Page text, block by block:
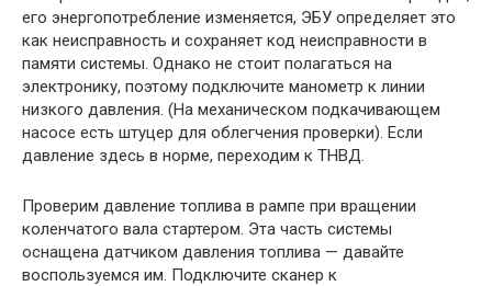
его энергопотребление изменяется, ЭБУ определяет это
как неисправность и сохраняет код неисправности в
памяти системы. Однако не стоит полагаться на
электронику, поэтому подключите манометр к линии
низкого давления. (На механическом подкачивающем
насосе есть штуцер для облегчения проверки). Если
давление здесь в норме, переходим к ТНВД.
Проверим давление топлива в рампе при вращении
коленчатого вала стартером. Эта часть системы
оснащена датчиком давления топлива — давайте
воспользуемся им. Подключите сканер к